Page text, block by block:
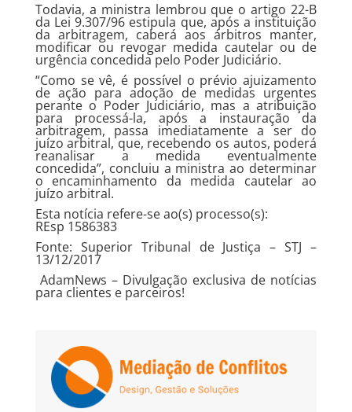
Todavia, a ministra lembrou que oartigo 22-B
da Lei 9.307/96 estipula que, após a instituição
da arbitragem, caberá aos árbitros manter,
modificar ou revogar medida cautelar ou de
urgência concedida pelo Poder Judiciário.
“Como se vê, é possível o prévio ajuizamento
de ação para adoção de medidas urgentes
perante o Poder Judiciário, mas a atribuição
para processá-la, após a instauração da
arbitragem, passa imediatamente a ser do
juízo arbitral, que, recebendo os autos, poderá
reanalisar a medida eventualmente
concedida”, concluiu a ministra ao determinar
o encaminhamento da medida cautelar ao
juízo arbitral.
Esta notícia refere-se ao(s) processo(s):
REsp 1586383
Fonte: Superior Tribunal de Justiça – STJ –
13/12/2017
AdamNews – Divulgação exclusiva de notícias
para clientes e parceiros!